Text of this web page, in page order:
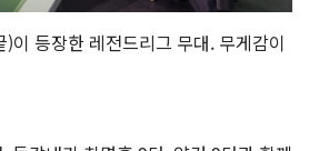
등장한 레전드리그 무대. 무게감이